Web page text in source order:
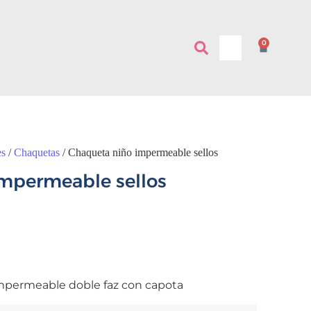
0
/Chaquetas / Chaqueta niño impermeable sellos
sellos
doble faz con capota